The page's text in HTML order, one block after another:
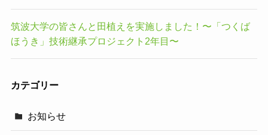
筑波大学の皆さんと田植えを実施しました！〜「つくば
ほうき」技術継承プロジェクト2年目〜
カテゴリー
お知らせ